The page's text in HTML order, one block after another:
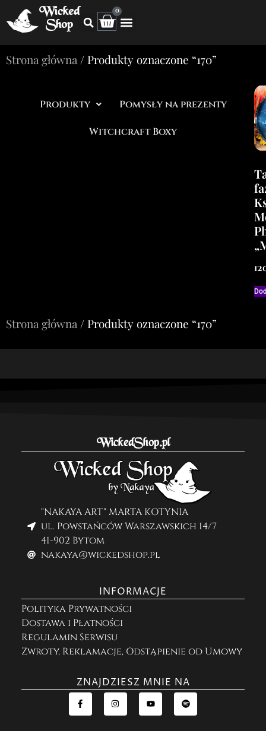
Wicked
Shop
0
Strona główna / Produkty oznaczone “170”
Produkty Pomysły na prezenty
Witchcraft Boxy
Strona główna / Produkty oznaczone “170”
WickedShop.pl
"NAKAYA ART" MARTA KOTYNIA
ul. Powstańców Warszawskich 14/7
41-902 Bytom
nakaya@wickedshop.pl
INFORMACJE
Polityka Prywatności
Dostawa i Płatności
Regulamin Serwisu
Zwroty, Reklamacje, Odstąpienie od Umowy
ZNAJDZIESZ MNIE NA